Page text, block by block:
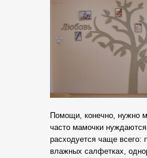
Помощи, конечно, нужно
часто мамочки
расходуется чаще всего:
влажных салфетках,